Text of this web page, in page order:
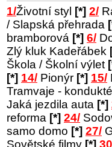
1/Životní styl [*] 2/
/ Slapská přehrada
bramborová [*] 6/
Zlý kluk Kadeřábek
Škola / Školní výlet
[*] 14/ Pionýr [*] 15/
Tramvaje -
Jaká jezdila auta [*]
reforma [*] 24/
samo domo [*] 27/
Sovětské filmy [*]